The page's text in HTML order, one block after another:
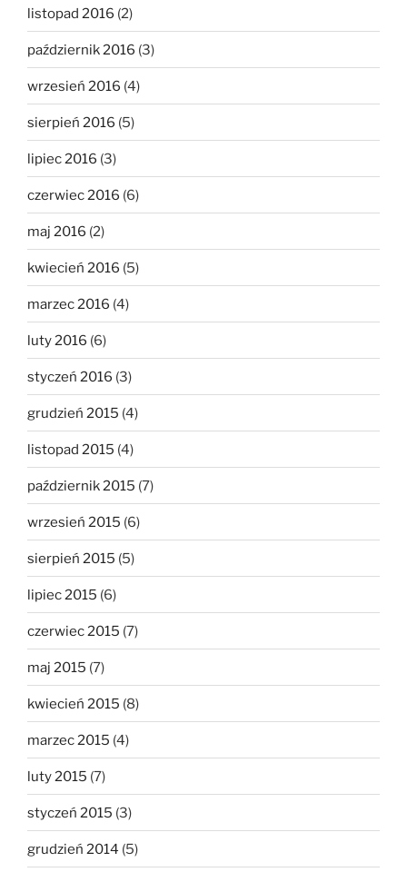
listopad 2016 (2)
październik 2016 (3)
wrzesień 2016 (4)
sierpień 2016 (5)
lipiec 2016 (3)
czerwiec 2016 (6)
maj 2016 (2)
kwiecień 2016 (5)
marzec 2016 (4)
luty 2016 (6)
styczeń 2016 (3)
grudzień 2015 (4)
listopad 2015 (4)
październik 2015 (7)
wrzesień 2015 (6)
sierpień 2015 (5)
lipiec 2015 (6)
czerwiec 2015 (7)
maj 2015 (7)
kwiecień 2015 (8)
marzec 2015 (4)
luty 2015 (7)
styczeń 2015 (3)
grudzień 2014 (5)